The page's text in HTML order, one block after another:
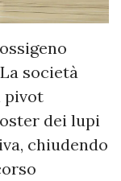
società
pivot
dei lupi
chiudendo